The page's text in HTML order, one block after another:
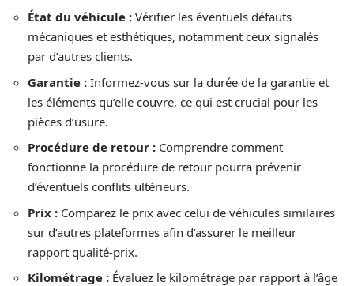
État du véhicule : Vérifier les éventuels défauts
mécaniques et esthétiques, notamment ceux signalés
par d’autres clients.
Garantie : Informez-vous sur la durée de la garantie et
les éléments qu’elle couvre, ce qui est crucial pour les
pièces d’usure.
Procédure de retour : Comprendre comment
fonctionne la procédure de retour pourra prévenir
d’éventuels conflits ultérieurs.
Prix : Comparez le prix avec celui de véhicules similaires
sur d’autres plateformes afin d’assurer le meilleur
rapport qualité-prix.
Kilométrage : Évaluez le kilométrage par rapport à l’âge